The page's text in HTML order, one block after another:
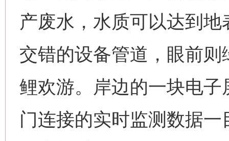
产废水，水质可以达到
交错的设备管道，眼前
鲤欢游。岸边的一块电
门连接的实时监测数据